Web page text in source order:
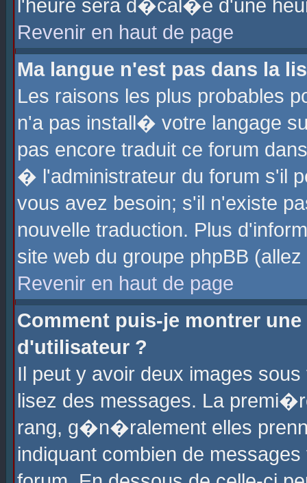
l'heure sera d�cal�e d'une
Revenir en haut de page
Ma langue n'est pas dans la
Les raisons les plus probables
n'a pas install� votre langage
pas encore traduit ce forum
� l'administrateur du forum s'il
vous avez besoin; s'il n'existe
nouvelle traduction. Plus
site web du groupe phpBB
Revenir en haut de page
Comment puis-je montrer
d'utilisateur ?
Il peut y avoir deux images
lisez des messages. La
rang, g�n�ralement elles
indiquant combien de